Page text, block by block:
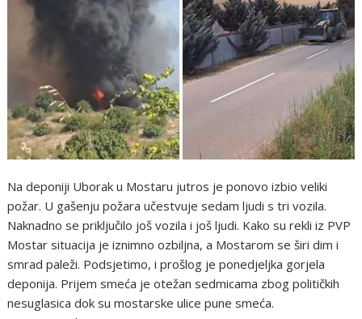
Na deponiji Uborak u Mostaru jutros je ponovo izbio veliki
požar. U gašenju požara učestvuje sedam ljudi s tri vozila.
Naknadno se priključilo još vozila i još ljudi. Kako su rekli iz PVP
Mostar situacija je iznimno ozbiljna, a Mostarom se širi dim i
smrad paleži. Podsjetimo, i prošlog je ponedjeljka gorjela
deponija. Prijem smeća je otežan sedmicama zbog političkih
nesuglasica dok su mostarske ulice pune smeća.